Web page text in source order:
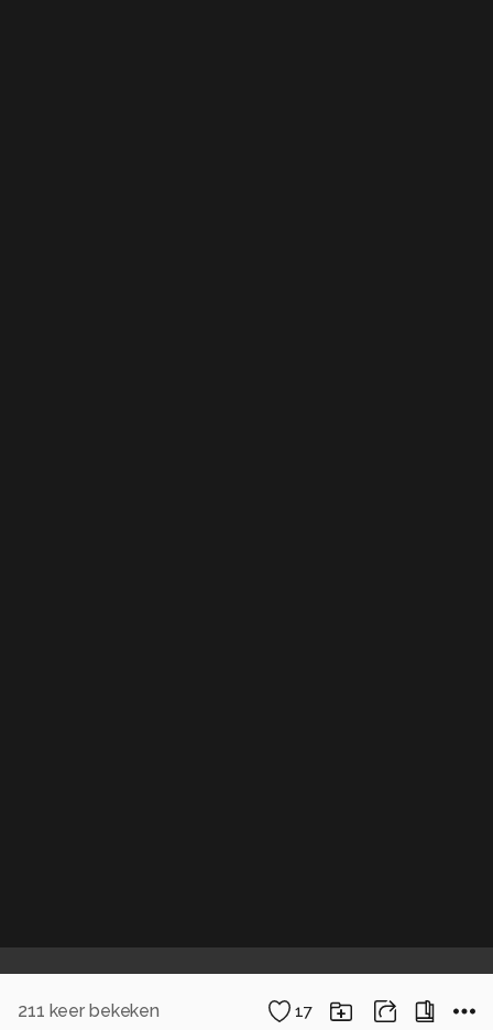
211 keer bekeken 17